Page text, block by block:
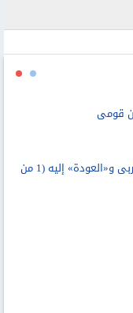
قومى
تأملات فى معنى العصر الذهبى العربى و«العودة» إليه (1 من